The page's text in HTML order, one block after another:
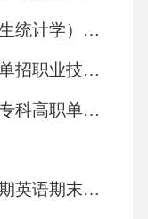
交。
2025年妇幼保健（妇幼卫生统计学）试题及答案
2024年沐风职业学院高职单招职业技能考试模拟试卷含完整答案详解（夺冠系列）
2027年聊城大学东昌学院专科高职单招职业技能考试题库附答案详解（能力提升）
2026年人教版高二第二学期英语期末学情调研试卷（附答案可下载）